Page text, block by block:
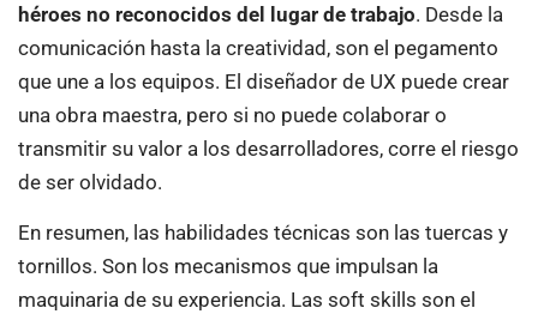
héroes no reconocidos del lugar de trabajo. Desde la
comunicación hasta la creatividad, son el pegamento
que une a los equipos. El diseñador de UX puede crear
una obra maestra, pero si no puede colaborar o
transmitir su valor a los desarrolladores, corre el riesgo
de ser olvidado.
En resumen, las habilidades técnicas son las tuercas y
tornillos. Son los mecanismos que impulsan la
maquinaria de su experiencia. Las soft skills son el